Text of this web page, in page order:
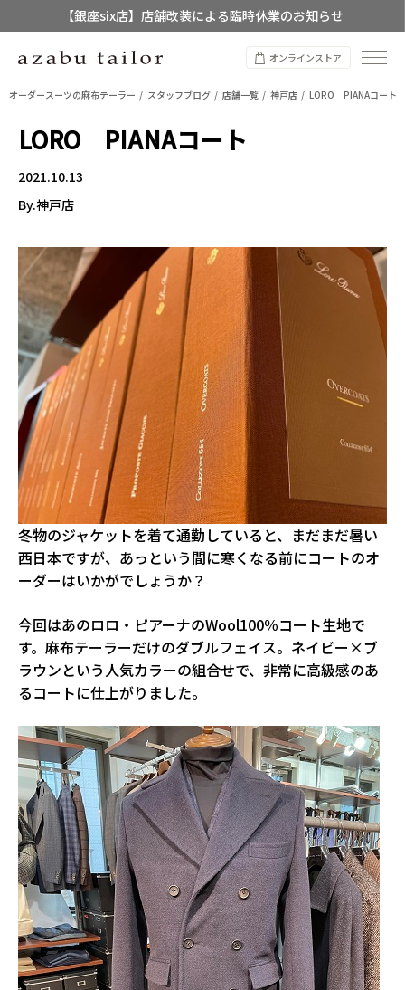
【店舗限定】レディースオーダースーツ
8/12~8/16 夏季休業のお知らせオンラインストア
オーダースーツの麻布テーラー スタッフブログ 店舗一覧 神戸店 LORO PIANAコート
LORO PIANAコート
2021.10.13
By.神戸店
冬物のジャケットを着て通勤していると、まだまだ暑い
西日本ですが、あっという間に寒くなる前にコートのオ
ーダーはいかがでしょうか？
今回はあのロロ・ピアーナのWool100％コート生地で
す。麻布テーラーだけのダブルフェイス。ネイビー×ブ
ラウンという人気カラーの組合せで、非常に高級感のあ
るコートに仕上がりました。